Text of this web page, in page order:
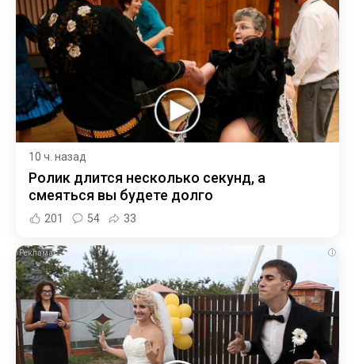
10 ч. назад
Ролик длится несколько секунд, а
смеяться вы будете долго
201 54 33
i